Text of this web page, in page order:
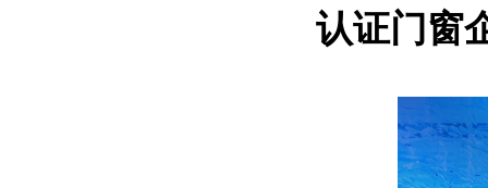
认证门窗